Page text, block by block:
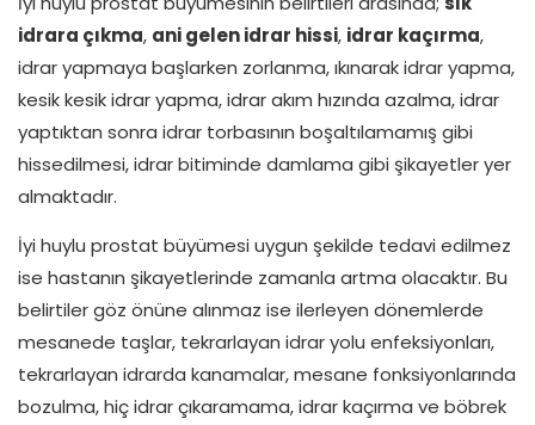
idrara çıkma, ani gelen idrar hissi, idrar kaçırma,
idrar yapmaya başlarken zorlanma, ıkınarak idrar yapma,
kesik kesik idrar yapma, idrar akım hızında azalma, idrar
yaptıktan sonra idrar torbasının boşaltılamamış gibi
hissedilmesi, idrar bitiminde damlama gibi şikayetler yer
almaktadır.
İyi huylu prostat büyümesi uygun şekilde tedavi edilmez
ise hastanın şikayetlerinde zamanla artma olacaktır. Bu
belirtiler göz önüne alınmaz ise ilerleyen dönemlerde
mesanede taşlar, tekrarlayan idrar yolu enfeksiyonları,
tekrarlayan idrarda kanamalar, mesane fonksiyonlarında
bozulma, hiç idrar çıkaramama, idrar kaçırma ve böbrek